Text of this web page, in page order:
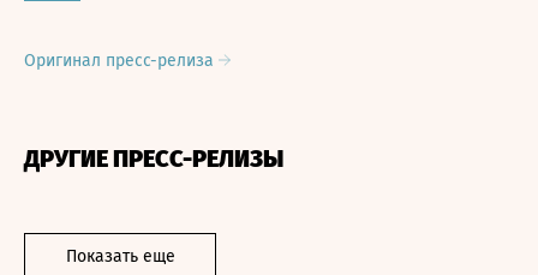
Оригинал пресс-релиза
ДРУГИЕ ПРЕСС-РЕЛИЗЫ
Показать еще